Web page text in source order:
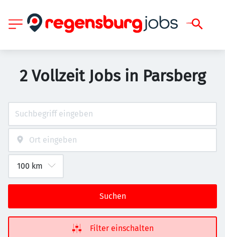
2 Vollzeit Jobs in Parsberg
Suchen
Filter einschalten